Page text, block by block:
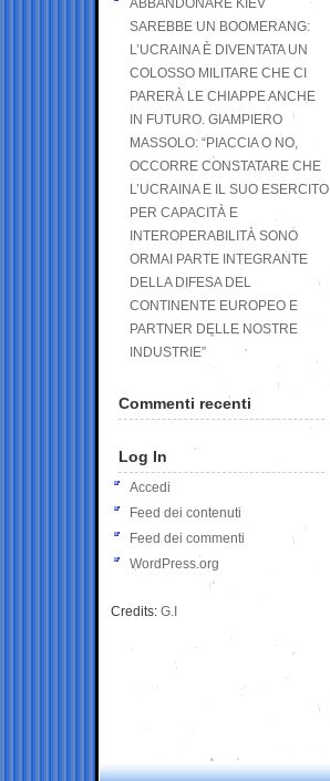
ABBANDONARE KIEV
SAREBBE UN BOOMERANG:
L’UCRAINA È DIVENTATA UN
COLOSSO MILITARE CHE CI
PARERÀ LE CHIAPPE ANCHE
IN FUTURO. GIAMPIERO
MASSOLO: “PIACCIA O NO,
OCCORRE CONSTATARE CHE
L’UCRAINA E IL SUO ESERCITO
PER CAPACITÀ E
INTEROPERABILITÀ SONO
ORMAI PARTE INTEGRANTE
DELLA DIFESA DEL
CONTINENTE EUROPEO E
PARTNER DELLE NOSTRE
INDUSTRIE”
Commenti recenti
Log In
Accedi
Feed dei contenuti
Feed dei commenti
WordPress.org
Credits: G.I